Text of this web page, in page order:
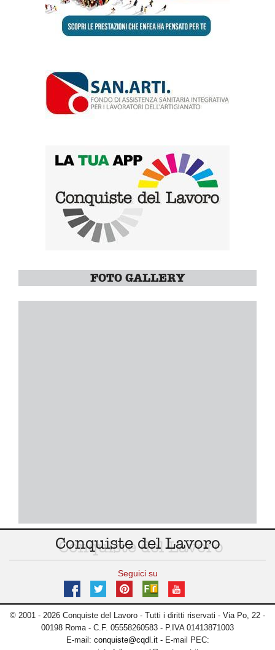
FOTO GALLERY
Conquiste del Lavoro
Seguici su
© 2001 - 2026 Conquiste del Lavoro - Tutti i diritti riservati - Via Po, 22 -
00198 Roma - C.F. 05558260583 - P.IVA 01413871003
E-mail: conquiste@cqdl.it- E-mail PEC: